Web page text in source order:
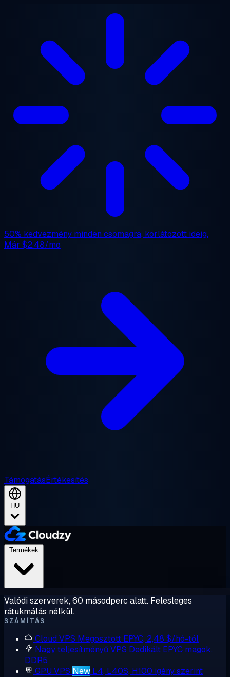
50% kedvezmény minden csomagra, korlátozott ideig.
Már $2.48/mo
TámogatásÉrtékesítés
HU
Valódi szerverek, 60 másodperc alatt. Felesleges
rátukmálás nélkül.
SZÁMÍTÁS
Cloud VPS Megosztott EPYC, 2,48 $/hó-tól
Nagy teljesítményű VPS Dedikált EPYC magok,
DDR5
GPU VPS New L4, L40S, H100 igény szerint